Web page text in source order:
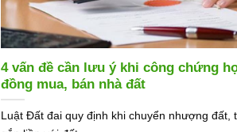
4 vấn đề cần lưu ý khi công chứng
đồng mua, bán nhà đất
Luật Đất đai quy định khi chuyển nhượng đất,